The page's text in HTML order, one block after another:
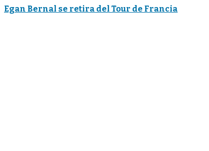
Egan Bernal se retira del Tour de Francia